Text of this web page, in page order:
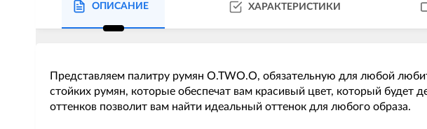
ОПИСАНИЕ ХАРАКТЕРИСТИКИ
Представляем палитру румян O.TWO.O, обязательную для любой
стойких румян, которые обеспечат вам красивый цвет, который
оттенков позволит вам найти идеальный оттенок для любого образа.